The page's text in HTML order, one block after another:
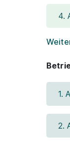
4.
1.
2.